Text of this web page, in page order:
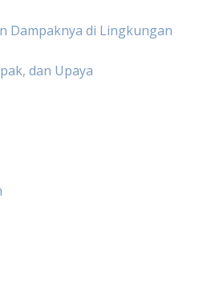
Dampaknya di Lingkungan
dan Upaya